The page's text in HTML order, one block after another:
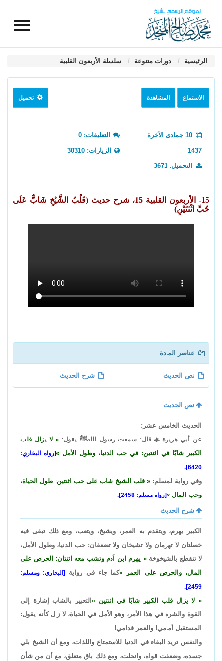
الرئيسية دورات متنوعة سلسلة الأربعون القلبية
الاستماع المشاهدة تحميل
10 جمادى الآخرة
1437
التعليقات: 0
الزيارات: 30310
التحميل: 3671
15- الأربعون القلبية 15، شرح حديث (قَلْبُ الشَّيْخِ شَابٌّ عَلَى
حُبِّ اثْنَتَيْنِ)
عناصر المادة
نص الحديث شرح الحديث
نص الحديث
الحديث الخامس عشر:
عن أبي هريرةقال: سمعت رسول اللهﷺ يقول:
لا يزال قلب
الكبير شابًا في اثنتين: في حب الدنيا، وطول الأمل
[رواه البخاري:
6420].
وفي رواية لمسلم:
قلب الشيخ شاب على حب اثنتين: طول الحياة،
وحب المال
[رواه مسلم: 2458].
شرح الحديث
الكبير يهرم، ويتقدم به العمر، ويشيخ، ويتعب، ومع ذلك تبقى فيه
خصلتان لا تهرمان ولا تشيخان ولا تضعفان: حب الدنيا، وطول الأمل،
لا تنقطع بالشيخوخة
يهرم ابن آدم وتشب معه اثنتان: الحرص على
المال، والحرص على العمر
كما جاء في رواية [البخاري: ومسلم:
2459].
لا يزال قلب الكبير شابًا في اثنتين
التعبير بالشاب إشارة إلى
القوة والشره في هذا الأمر، وهو الأمل في الحياة، لا زال كأنه يقول:
المستقبل أمامي! والعمر قدامي!
والنفس تريد البقاء في الدنيا للاستمتاع واللذات، ومع أن الشيخ بلي
جسده، وضعفت قواه، وانحلت، ومع ذلك باق متعلق، مع أن من شأن